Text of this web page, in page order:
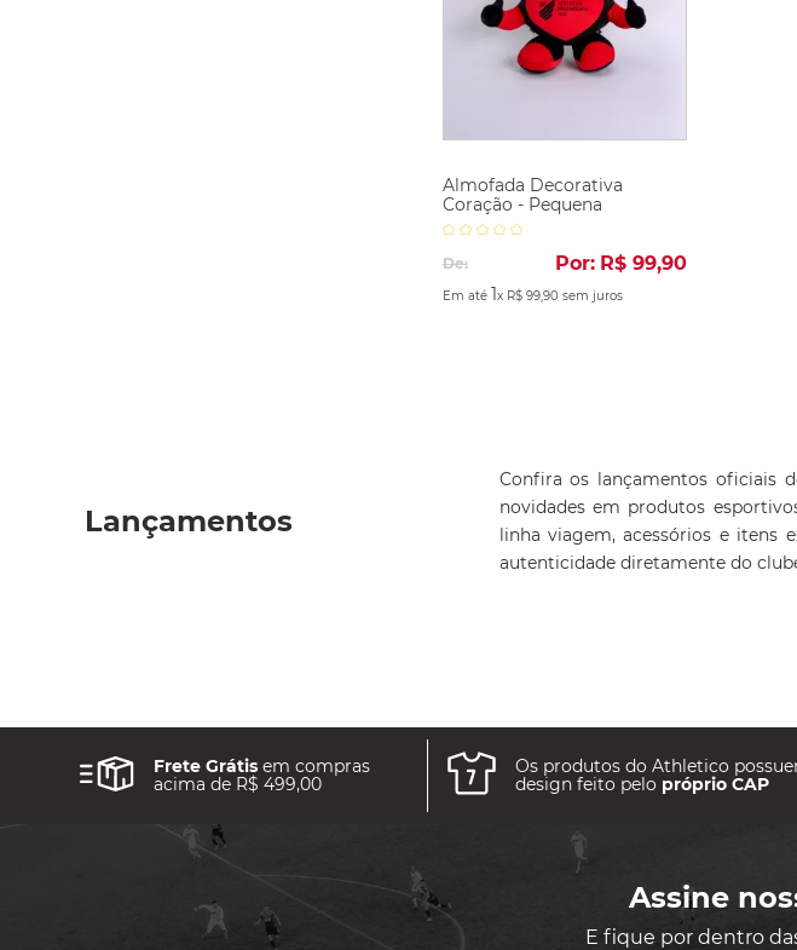
Almofada Decorativa
Coração - Pequena
De: Por: R$ 99,90
Em até 1x R$ 99,90 sem juros
Lançamentos
Confira os lançamentos oficiais
novidades em produtos
linha viagem, acessórios e itens
autenticidade diretamente do
Frete Grátisem compras
acima de R$ 499,00
Os produtos do Athletico
design feito pelo próprio CAP
Assine
E fique por dentro